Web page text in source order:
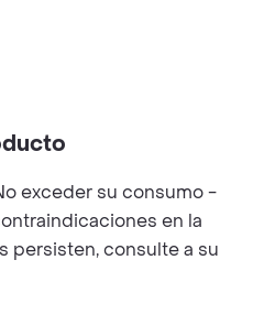
exceder su consumo -
en la
persisten, consulte a su